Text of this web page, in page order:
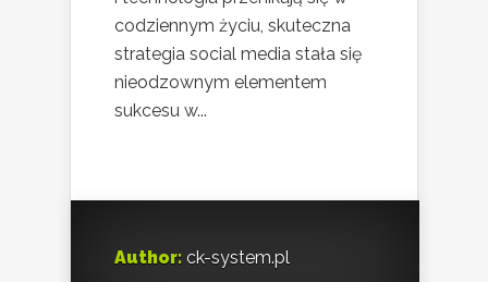
codziennym życiu, skuteczna
strategia social media stała się
nieodzownym elementem
sukcesu w...
Author: ck-system.pl